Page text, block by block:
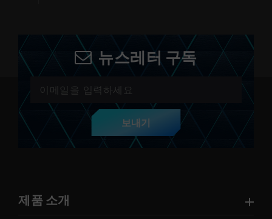
뉴스레터 구독
보내기
제품 소개